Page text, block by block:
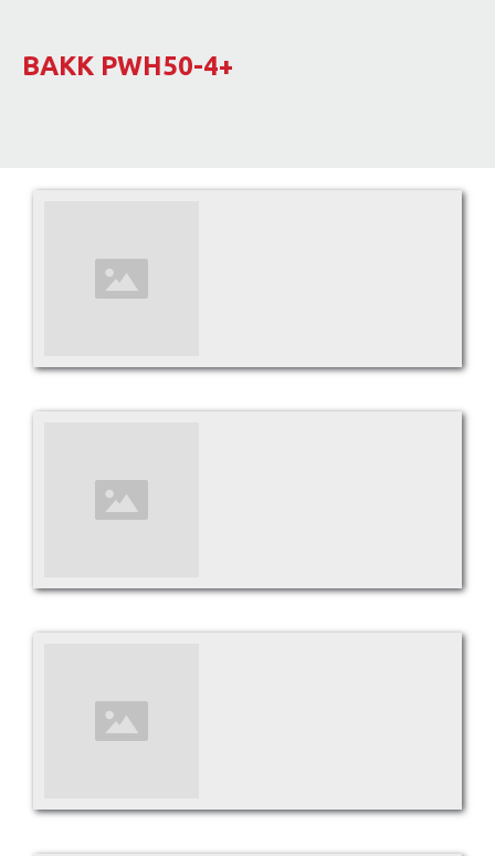
BAKK PWH50-4+